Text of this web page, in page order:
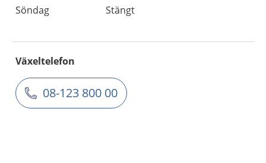
Söndag
Stängt
Växeltelefon
08-123 800 00